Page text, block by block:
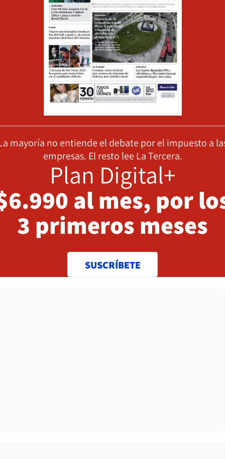
mayoría no entiende el debate por el impuesto a
empresas. El resto lee La Tercera.
Plan Digital+
al mes, por
3 primeros meses
SUSCRÍBETE